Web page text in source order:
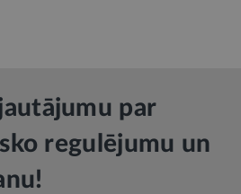
par
regulējumu un